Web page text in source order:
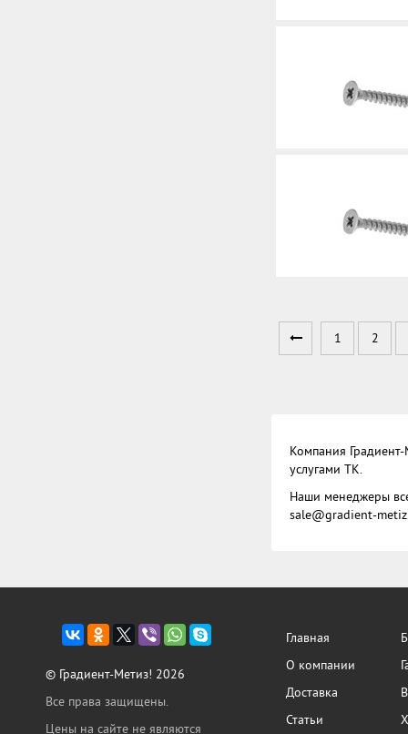
1 2
Компания
услугами ТК.
Наши менеджеры
sale@gradient-
© Градиент-Метиз! 2026
Все права защищены.
Цены на сайте не являются
Главная
О компании
Доставка
Статьи